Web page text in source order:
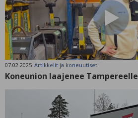
07.02.2025 Artikkelit ja koneuutiset
Koneunion laajenee Tampereelle